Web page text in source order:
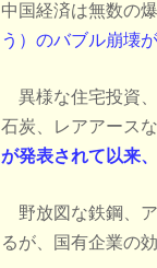
中国経済は無数の
う）のバブル崩壊
異様な住宅投資
石炭、レアアース
が発表されて以来
野放図な鉄鋼、
るが、国有企業の